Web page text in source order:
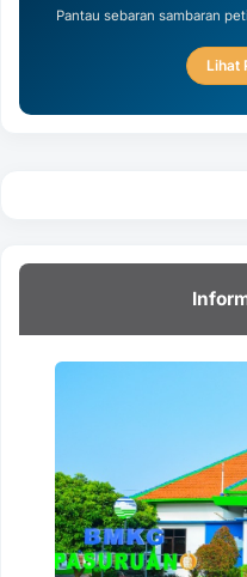
Pantau sebaran sambaran
Lihat